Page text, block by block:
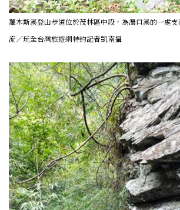
羅木斯溪登山步道位於茂林區中段，為濁口溪的一處
流／玩全台灣旅遊網特約記者凱南攝